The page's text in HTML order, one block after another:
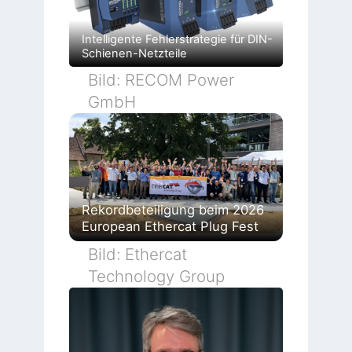
Intelligente Fehlerstrategie für DIN-
Schienen-Netzteile
Bild: RECOM Power
GmbH
Rekordbeteiligung beim 2026
European Ethercat Plug Fest
Bild: Ethercat
Technology Group